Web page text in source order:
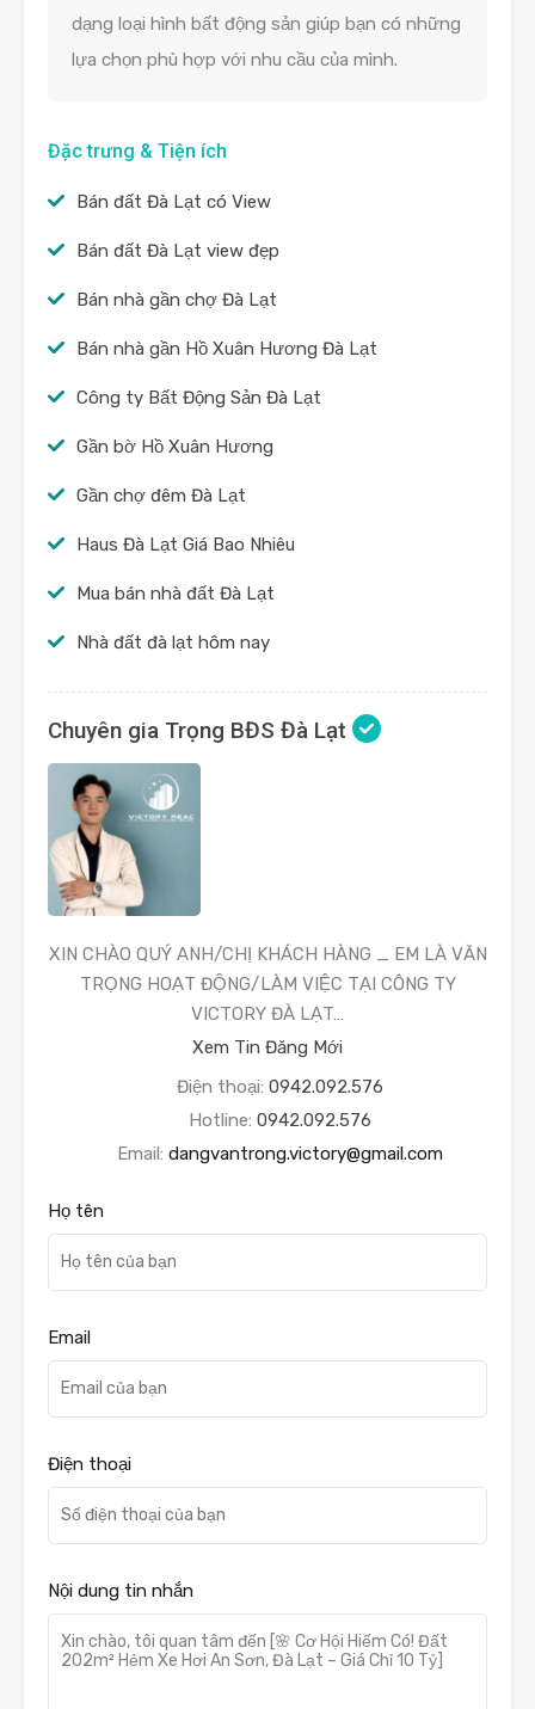
dạng loại hình bất động sản giúp bạn có những
lựa chọn phù hợp với nhu cầu của mình.
Đặc trưng & Tiện ích
Bán đất Đà Lạt có View
Bán đất Đà Lạt view đẹp
Bán nhà gần chợ Đà Lạt
Bán nhà gần Hồ Xuân Hương Đà Lạt
Công ty Bất Động Sản Đà Lạt
Gần bờ Hồ Xuân Hương
Gần chợ đêm Đà Lạt
Haus Đà Lạt Giá Bao Nhiêu
Mua bán nhà đất Đà Lạt
Nhà đất đà lạt hôm nay
Chuyên gia Trọng BĐS Đà Lạt
XIN CHÀO QUÝ ANH/CHỊ KHÁCH HÀNG _ EM LÀ VĂN
TRỌNG HOẠT ĐỘNG/LÀM VIỆC TẠI CÔNG TY
VICTORY ĐÀ LẠT…
Xem Tin Đăng Mới
Điện thoại: 0942.092.576
Hotline: 0942.092.576
Email: dangvantrong.victory@gmail.com
Họ tên
Email
Điện thoại
Nội dung tin nhắn